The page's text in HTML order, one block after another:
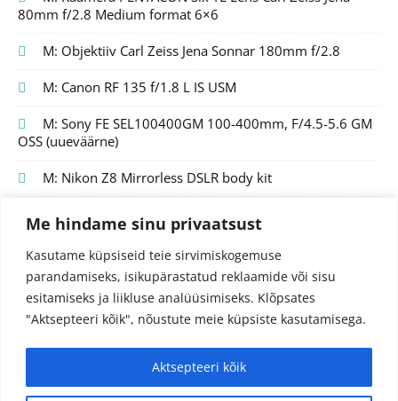
Me hindame sinu privaatsust
Kasutame küpsiseid teie sirvimiskogemuse
parandamiseks, isikupärastatud reklaamide või sisu
esitamiseks ja liikluse analüüsimiseks. Klõpsates
"Aktsepteeri kõik", nõustute meie küpsiste kasutamisega.
Aktsepteeri kõik
80mm f/2.8 Medium format 6×6
M: Objektiiv Carl Zeiss Jena Sonnar 180mm f/2.8
M: Canon RF 135 f/1.8 L IS USM
M: Sony FE SEL100400GM 100-400mm, F/4.5-5.6 GM
OSS (uueväärne)
M: Nikon Z8 Mirrorless DSLR body kit
© 2024 Fotojutud OÜ
Reg.nr. 14827097